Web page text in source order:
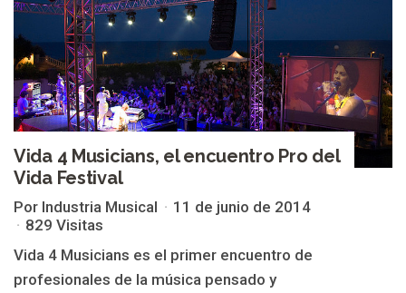
Vida 4 Musicians, el encuentro Pro del
Vida Festival
Por Industria Musical
11 de junio de 2014
829 Visitas
Vida 4 Musicians es el primer encuentro de
profesionales de la música pensado y